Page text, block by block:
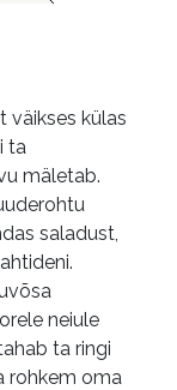
väikses külas
ta
mäletab.
saladust,
neiule
ta ringi
rohkem oma